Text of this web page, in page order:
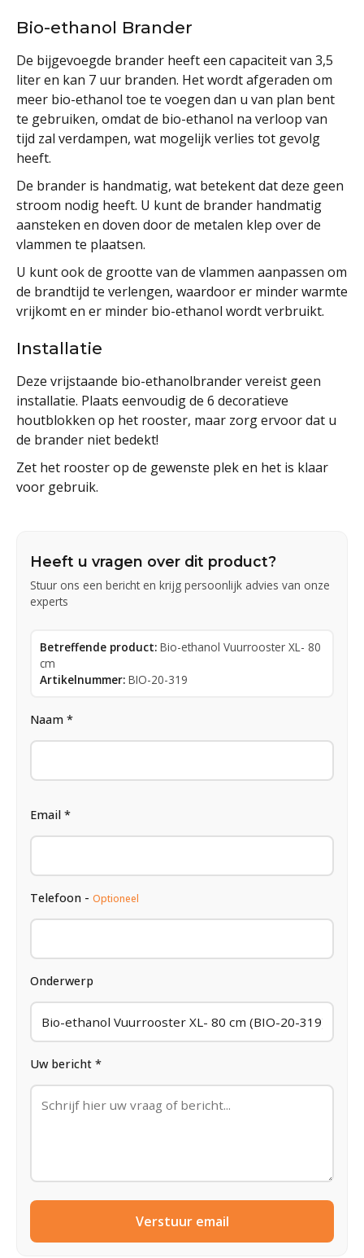
Bio-ethanol Brander
De bijgevoegde brander heeft een capaciteit van 3,5
liter en kan 7 uur branden. Het wordt afgeraden om
meer bio-ethanol toe te voegen dan u van plan bent
te gebruiken, omdat de bio-ethanol na verloop van
tijd zal verdampen, wat mogelijk verlies tot gevolg
heeft.
De brander is handmatig, wat betekent dat deze geen
stroom nodig heeft. U kunt de brander handmatig
aansteken en doven door de metalen klep over de
vlammen te plaatsen.
U kunt ook de grootte van de vlammen aanpassen om
de brandtijd te verlengen, waardoor er minder warmte
vrijkomt en er minder bio-ethanol wordt verbruikt.
Installatie
Deze vrijstaande bio-ethanolbrander vereist geen
installatie. Plaats eenvoudig de 6 decoratieve
houtblokken op het rooster, maar zorg ervoor dat u
de brander niet bedekt!
Zet het rooster op de gewenste plek en het is klaar
voor gebruik.
Heeft u vragen over dit product?
Stuur ons een bericht en krijg persoonlijk advies van onze
experts
Betreffende product: Bio-ethanol Vuurrooster XL- 80
cm
Artikelnummer: BIO-20-319
Naam *
Email *
Telefoon - Optioneel
Onderwerp
Uw bericht *
Verstuur email